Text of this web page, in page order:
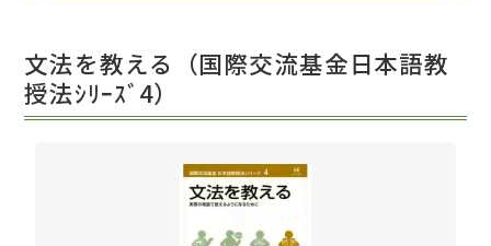
教師用参考書
文法を教える（国際交流基金日本語教
授法ｼﾘｰｽﾞ4）